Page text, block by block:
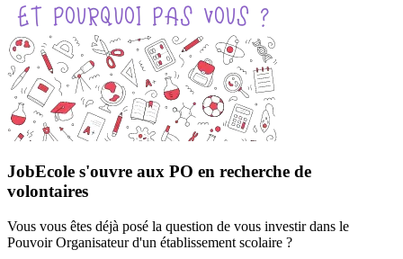
JobEcole s'ouvre aux PO en recherche de
volontaires
Vous vous êtes déjà posé la question de vous investir dans le
Pouvoir Organisateur d'un établissement scolaire ?